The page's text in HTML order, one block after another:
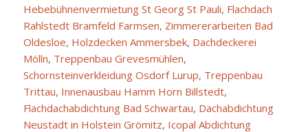
Hebebühnenvermietung St Georg St Pauli, Flachdach
Rahlstedt Bramfeld Farmsen, Zimmererarbeiten Bad
Oldesloe, Holzdecken Ammersbek, Dachdeckerei
Mölln, Treppenbau Grevesmühlen,
Schornsteinverkleidung Osdorf Lurup, Treppenbau
Trittau, Innenausbau Hamm Horn Billstedt,
Flachdachabdichtung Bad Schwartau, Dachabdichtung
Neustadt in Holstein Grömitz, Icopal Abdichtung